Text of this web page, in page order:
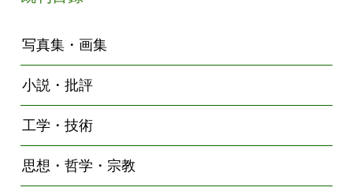
写真集・画集
小説・批評
工学・技術
思想・哲学・宗教